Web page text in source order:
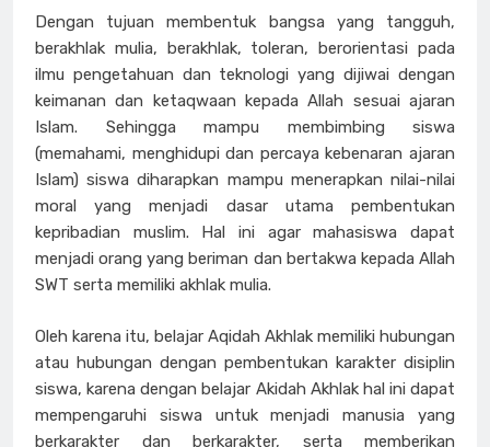
Dengan tujuan membentuk bangsa yang tangguh,
berakhlak mulia, berakhlak, toleran, berorientasi pada
ilmu pengetahuan dan teknologi yang dijiwai dengan
keimanan dan ketaqwaan kepada Allah sesuai ajaran
Islam. Sehingga mampu membimbing siswa
(memahami, menghidupi dan percaya kebenaran ajaran
Islam) siswa diharapkan mampu menerapkan nilai-nilai
moral yang menjadi dasar utama pembentukan
kepribadian muslim. Hal ini agar mahasiswa dapat
menjadi orang yang beriman dan bertakwa kepada Allah
SWT serta memiliki akhlak mulia.
Oleh karena itu, belajar Aqidah Akhlak memiliki hubungan
atau hubungan dengan pembentukan karakter disiplin
siswa, karena dengan belajar Akidah Akhlak hal ini dapat
mempengaruhi siswa untuk menjadi manusia yang
berkarakter dan berkarakter, serta memberikan